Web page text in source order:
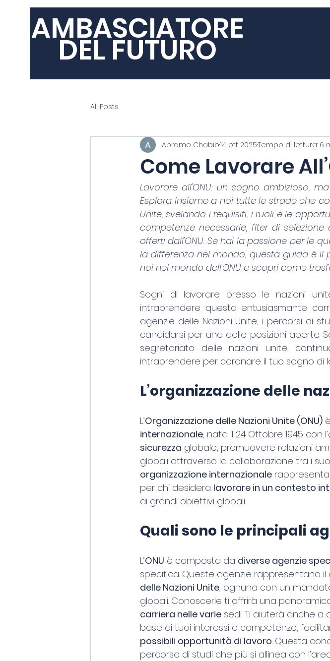
AMBASCIATORE
DEL FUTURO
All Posts
Come Lavorare
Abramo Chabib14 ott 2025Tempo di lettura: 6
Lavorare all'ONU: un sogno ambizioso,
Esplora insieme a noi tutte le strade che
Unite, svelando i requisiti, i ruoli e le
competenze necessarie, l'iter di
offerti dall'ONU. Se hai la passione per le
la differenza nel mondo, questa guida è il
noi nel mondo dell'ONU e scopri come
Sogni di lavorare presso le nazioni
intraprendere questa entusiasmante
agenzie delle Nazioni Unite, i percorsi di
candidarsi per una delle posizioni aperte.
segretariato delle nazioni unite,
intraprendere per coronare il tuo sogno di
L’organizzazione delle
L’Organizzazione delle Nazioni Unite (ONU)
internazionale, nata il 24 Ottobre 1945 con
sicurezza globale, promuovere relazioni
globali attraverso la collaborazione tra i
organizzazione internazionale
per chi desidera lavorare in un contesto
ai grandi obiettivi globali.
Quali sono le principali
L’ONU è composta da diverse agenzie
specifica. Queste agenzie rappresentano
delle Nazioni Unite, ognuna con un
globali. Conoscerle ti offrirà una
carriera nelle varie sedi. Ti aiuterà anche a
base ai tuoi interessi e competenze,
possibili opportunità di lavoro. Questa
percorso di studi che più si allinea con